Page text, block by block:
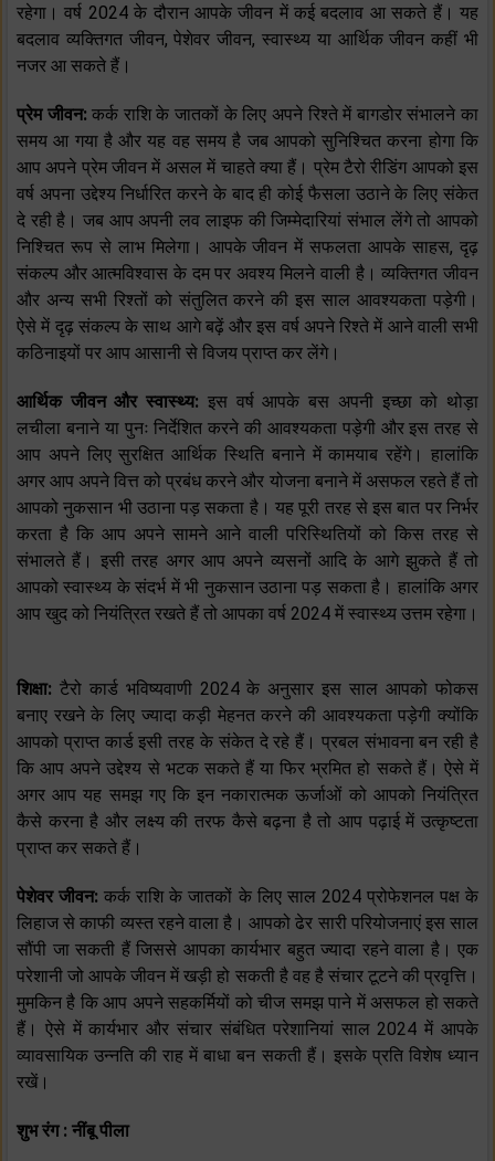
रहेगा। वर्ष 2024 के दौरान आपके जीवन में कई बदलाव आ सकते हैं। यह
बदलाव व्यक्तिगत जीवन, पेशेवर जीवन, स्वास्थ्य या आर्थिक जीवन कहीं भी
नजर आ सकते हैं।
प्रेम जीवन:कर्क राशि के जातकों के लिए अपने रिश्ते में बागडोर संभालने का
समय आ गया है और यह वह समय है जब आपको सुनिश्चित करना होगा कि
आप अपने प्रेम जीवन में असल में चाहते क्या हैं। प्रेम टैरो रीडिंग आपको इस
वर्ष अपना उद्देश्य निर्धारित करने के बाद ही कोई फैसला उठाने के लिए संकेत
दे रही है। जब आप अपनी लव लाइफ की जिम्मेदारियां संभाल लेंगे तो आपको
निश्चित रूप से लाभ मिलेगा। आपके जीवन में सफलता आपके साहस, दृढ़
संकल्प और आत्मविश्वास के दम पर अवश्य मिलने वाली है। व्यक्तिगत जीवन
और अन्य सभी रिश्तों को संतुलित करने की इस साल आवश्यकता पड़ेगी।
ऐसे में दृढ़ संकल्प के साथ आगे बढ़ें और इस वर्ष अपने रिश्ते में आने वाली सभी
कठिनाइयों पर आप आसानी से विजय प्राप्त कर लेंगे।
आर्थिक जीवन और स्वास्थ्य: इस वर्ष आपके बस अपनी इच्छा को थोड़ा
लचीला बनाने या पुनः निर्देशित करने की आवश्यकता पड़ेगी और इस तरह से
आप अपने लिए सुरक्षित आर्थिक स्थिति बनाने में कामयाब रहेंगे। हालांकि
अगर आप अपने वित्त को प्रबंध करने और योजना बनाने में असफल रहते हैं तो
आपको नुकसान भी उठाना पड़ सकता है। यह पूरी तरह से इस बात पर निर्भर
करता है कि आप अपने सामने आने वाली परिस्थितियों को किस तरह से
संभालते हैं। इसी तरह अगर आप अपने व्यसनों आदि के आगे झुकते हैं तो
आपको स्वास्थ्य के संदर्भ में भी नुकसान उठाना पड़ सकता है। हालांकि अगर
आप खुद को नियंत्रित रखते हैं तो आपका वर्ष 2024 में स्वास्थ्य उत्तम रहेगा।
शिक्षा: टैरो कार्ड भविष्यवाणी 2024 के अनुसार इस साल आपको फोकस
बनाए रखने के लिए ज्यादा कड़ी मेहनत करने की आवश्यकता पड़ेगी क्योंकि
आपको प्राप्त कार्ड इसी तरह के संकेत दे रहे हैं। प्रबल संभावना बन रही है
कि आप अपने उद्देश्य से भटक सकते हैं या फिर भ्रमित हो सकते हैं। ऐसे में
अगर आप यह समझ गए कि इन नकारात्मक ऊर्जाओं को आपको नियंत्रित
कैसे करना है और लक्ष्य की तरफ कैसे बढ़ना है तो आप पढ़ाई में उत्कृष्टता
प्राप्त कर सकते हैं।
पेशेवर जीवन: कर्क राशि के जातकों के लिए साल 2024 प्रोफेशनल पक्ष के
लिहाज से काफी व्यस्त रहने वाला है। आपको ढेर सारी परियोजनाएं इस साल
सौंपी जा सकती हैं जिससे आपका कार्यभार बहुत ज्यादा रहने वाला है। एक
परेशानी जो आपके जीवन में खड़ी हो सकती है वह है संचार टूटने की प्रवृत्ति।
मुमकिन है कि आप अपने सहकर्मियों को चीज समझ पाने में असफल हो सकते
हैं। ऐसे में कार्यभार और संचार संबंधित परेशानियां साल 2024 में आपके
व्यावसायिक उन्नति की राह में बाधा बन सकती हैं। इसके प्रति विशेष ध्यान
रखें।
शुभ रंग : नींबू पीला